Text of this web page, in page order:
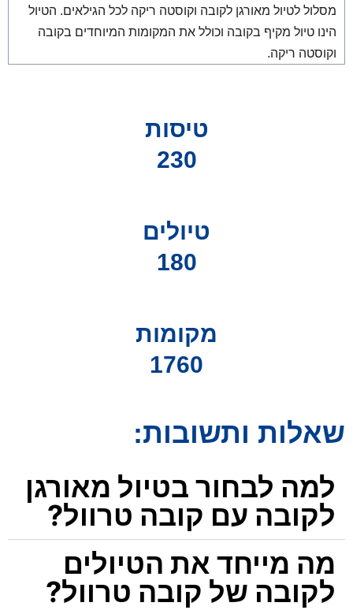
מסלול לטיול מאורגן לקובה וקוסטה ריקה לכל הגילאים. הטיול
הינו טיול מקיף בקובה וכולל את המקומות המיוחדים בקובה
וקוסטה ריקה.
טיסות
230
טיולים
180
מקומות
1760
שאלות ותשובות:
למה לבחור בטיול מאורגן
לקובה עם קובה טרוול?
מה מייחד את הטיולים
לקובה של קובה טרוול?